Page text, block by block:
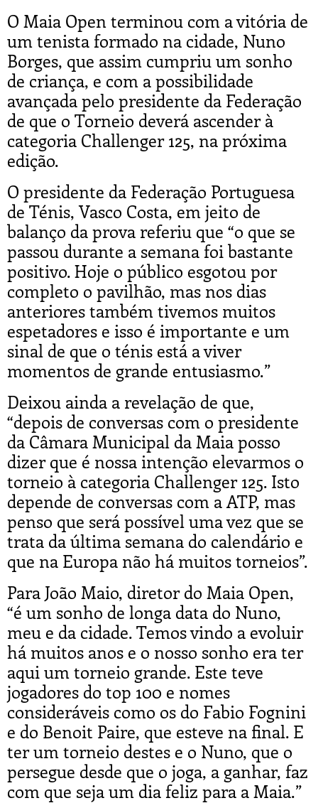
O Maia Open terminou com a vitória de
um tenista formado na cidade, Nuno
Borges, que assim cumpriu um sonho
de criança, e com a possibilidade
avançada pelo presidente da Federação
de que o Torneio deverá ascender à
categoria Challenger 125, na próxima
edição.
O presidente da Federação Portuguesa
de Ténis, Vasco Costa, em jeito de
balanço da prova referiu que “o que se
passou durante a semana foi bastante
positivo. Hoje o público esgotou por
completo o pavilhão, mas nos dias
anteriores também tivemos muitos
espetadores e isso é importante e um
sinal de que o ténis está a viver
momentos de grande entusiasmo.”
Deixou ainda a revelação de que,
“depois de conversas com o presidente
da Câmara Municipal da Maia posso
dizer que é nossa intenção elevarmos o
torneio à categoria Challenger 125. Isto
depende de conversas com a ATP, mas
penso que será possível uma vez que se
trata da última semana do calendário e
que na Europa não há muitos torneios”.
Para João Maio, diretor do Maia Open,
“é um sonho de longa data do Nuno,
meu e da cidade. Temos vindo a evoluir
há muitos anos e o nosso sonho era ter
aqui um torneio grande. Este teve
jogadores do top 100 e nomes
consideráveis como os do Fabio Fognini
e do Benoit Paire, que esteve na final. E
ter um torneio destes e o Nuno, que o
persegue desde que o joga, a ganhar, faz
com que seja um dia feliz para a Maia.”